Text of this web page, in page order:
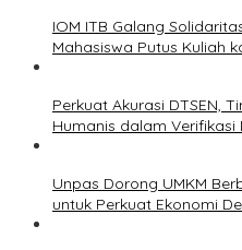
IOM ITB Galang
Mahasiswa Putus Kuliah
Perkuat Akurasi DTSEN,
Humanis dalam Verifikasi
Unpas Dorong UMKM
untuk Perkuat Ekonomi